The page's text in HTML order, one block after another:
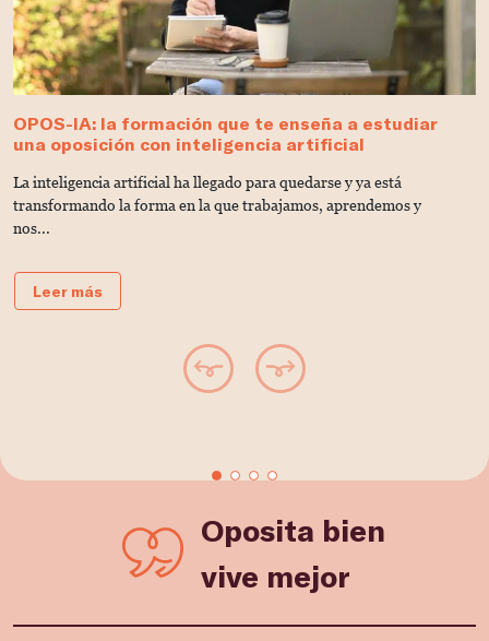
OPOS-IA: la formación que te enseña a estudiar
una oposición con inteligencia artificial
La inteligencia artificial ha llegado para quedarse y ya está
transformando la forma en la que trabajamos, aprendemos y
nos...
Leer más
Oposita bien
vive mejor